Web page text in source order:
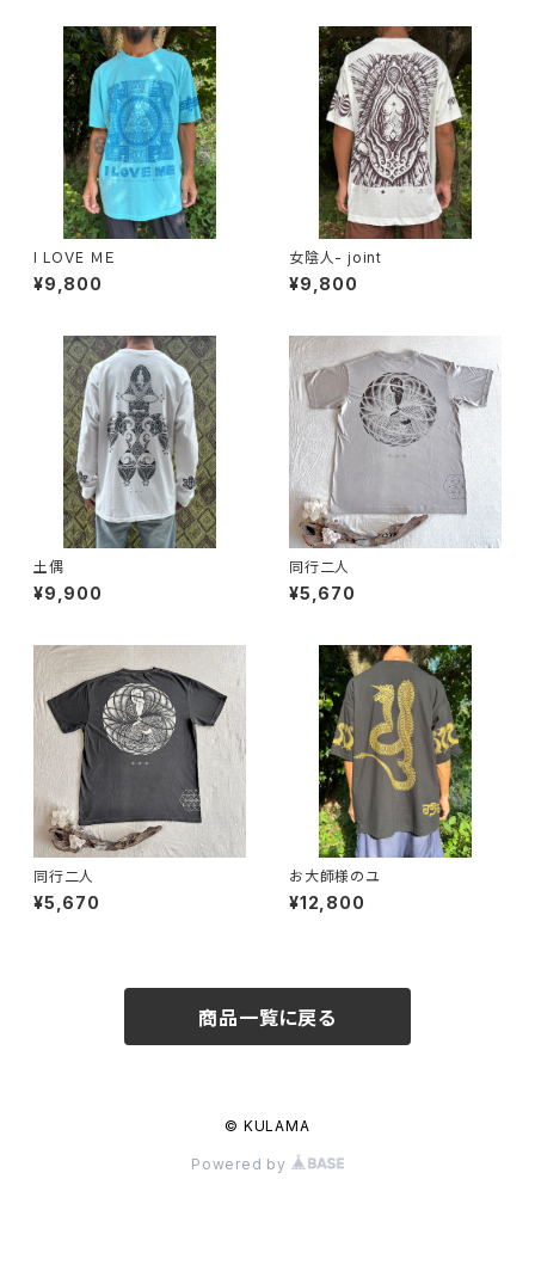
I LOVE ＭＥ
¥9,800
女陰人- joint
¥9,800
土偶
¥9,900
同行二人
¥5,670
同行二人
¥5,670
お大師様のユ
¥12,800
商品一覧に戻る
© KULAMA
Powered by